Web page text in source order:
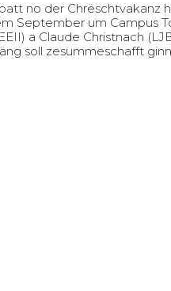
no der Chrëschtvakanz
September um Campus
a Claude Christnach
soll zesummeschafft